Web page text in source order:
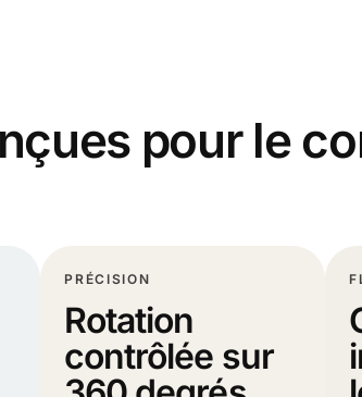
pour le
PRÉCISION
Rotation
contrôlée sur